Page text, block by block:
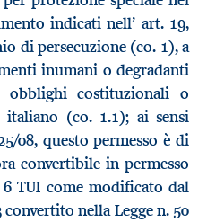
indicati nell’ art. 19,
di persecuzione (co. 1), a
inumani o degradanti
costituzionali o
(co. 1.1); ai sensi
08, questo permesso è di
convertibile in permesso
TUI come modificato dal
nella Legge n. 50